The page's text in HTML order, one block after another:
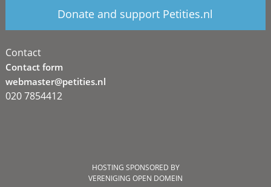
Donate and support Petities.nl
Contact
Contact form
webmaster@petities.nl
020 7854412
HOSTING SPONSORED BY
VERENIGING OPEN DOMEIN